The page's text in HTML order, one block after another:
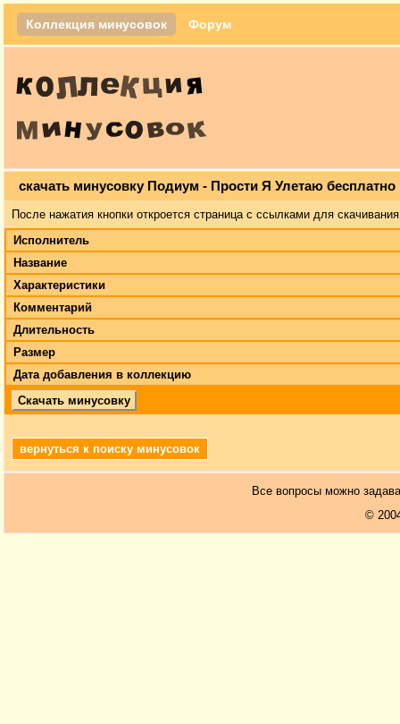
Коллекция минусовок Форум
скачать минусовку Подиум - Прости Я Улетаю бесплатно
После нажатия кнопки откроется страница с ссылками для
Исполнитель
Название
Характеристики
Комментарий
Длительность
Размер
Дата добавления в коллекцию
Скачать минусовку
вернуться к поиску минусовок
Все вопросы можно
©